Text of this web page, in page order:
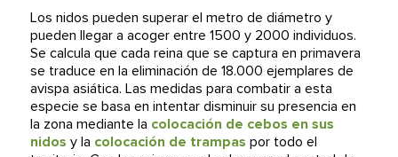
Los nidos pueden superar el metro de diámetro y
pueden llegar a acoger entre 1500 y 2000 individuos.
Se calcula que cada reina que se captura en primavera
se traduce en la eliminación de 18.000 ejemplares de
avispa asiática. Las medidas para combatir a esta
especie se basa en intentar disminuir su presencia en
la zona mediante la colocación de cebos en sus
nidos y la colocación de trampas por todo el